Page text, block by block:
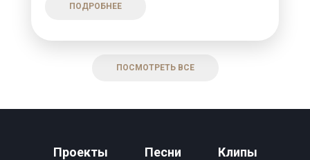
ПОДРОБНЕЕ
ПОСМОТРЕТЬ ВСЕ
Проекты Песни Клипы